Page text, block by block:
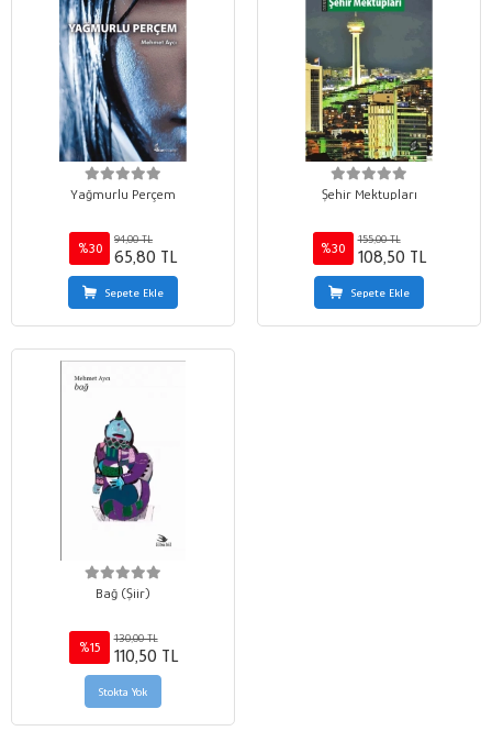
Yağmurlu Perçem
%30
94,00 TL
65,80 TL
Sepete Ekle
Şehir Mektupları
%30
155,00 TL
108,50 TL
Sepete Ekle
Bağ (Şiir)
%15
130,00 TL
110,50 TL
Stokta Yok